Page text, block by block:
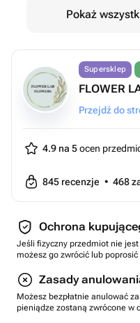
Pokaż
Supersklep
FLOWER
Przejdź do
4.9 na 5ocen
845 recenzje • 468
Ochrona
Jeśli fizyczny przedmiot nie
możesz go zwrócić lub
Zasady
Możesz bezpłatnie anulować
pieniądze zostaną zwrócone w